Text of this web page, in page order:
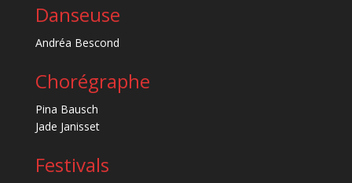
Danseuse
Andréa Bescond
Chorégraphe
Pina Bausch
Jade Janisset
Festivals